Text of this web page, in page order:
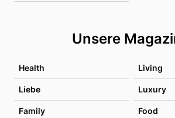
Unsere
Health Living
Liebe Luxury
Family Food